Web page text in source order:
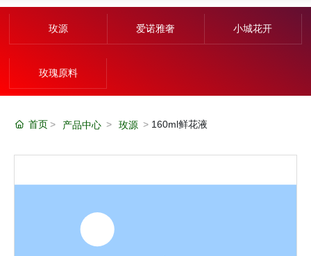
新闻中心
在线购买
品牌定制
玫源 爱诺雅奢 小城花开
玫瑰原料
首页 产品中心 玫源 160ml鲜花液